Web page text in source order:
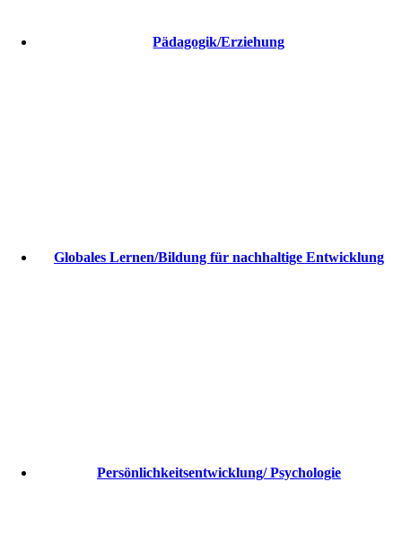
Pädagogik/Erziehung
Globales Lernen/Bildung für nachhaltige Entwicklung
Persönlichkeitsentwicklung/ Psychologie